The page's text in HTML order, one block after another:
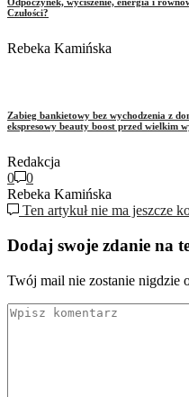
Czułości?
Rebeka Kamińska
Zabieg bankietowy bez wychodzenia z
ekspresowy beauty boost przed wielkim
Redakcja
0
0
Rebeka Kamińska
Ten artykuł nie ma jeszcze
Dodaj swoje zdanie na
Twój mail nie zostanie nigdzie